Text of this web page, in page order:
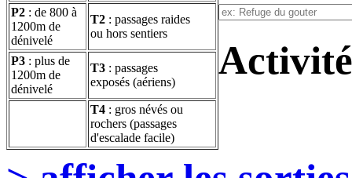
P2 : de 800 à
1200m de
dénivelé
T2 : passages raides
ou hors sentiers
P3 : plus de
1200m de
dénivelé
T3 : passages
exposés (aériens)
T4 : gros névés ou
rochers (passages
d'escalade facile)